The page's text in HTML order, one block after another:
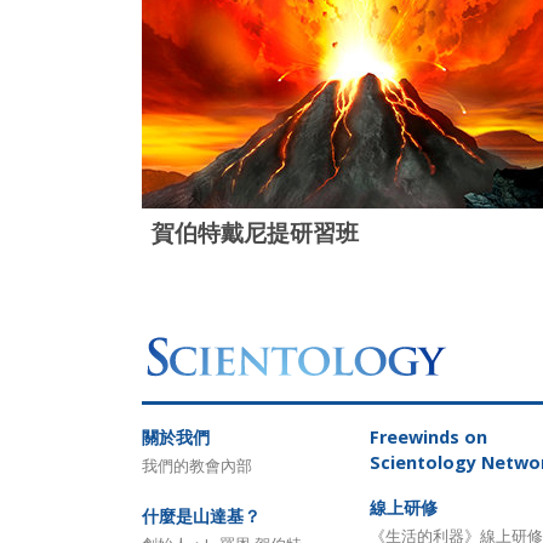
賀伯特戴尼提研習班
關於我們
我們的教會內部
什麼是山達基？
Freewinds on
Scientology
線上研修
《生活的利器》線上研修